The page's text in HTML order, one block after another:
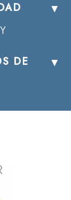
DE